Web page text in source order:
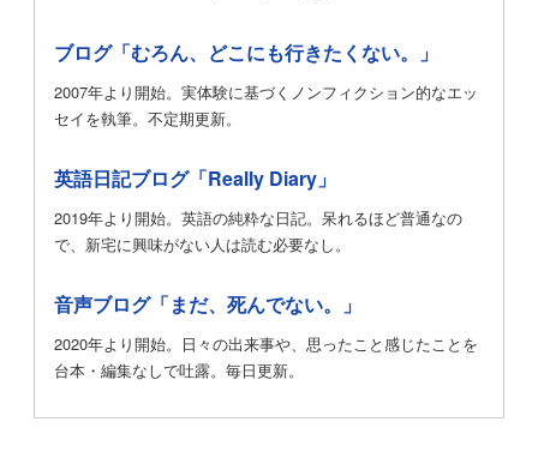
ブログ「むろん、どこにも行きたくない。」
2007年より開始。実体験に基づくノンフィクション的なエッ
セイを執筆。不定期更新。
英語日記ブログ「Really Diary」
2019年より開始。英語の純粋な日記。呆れるほど普通なの
で、新宅に興味がない人は読む必要なし。
音声ブログ「まだ、死んでない。」
2020年より開始。日々の出来事や、思ったこと感じたことを
台本・編集なしで吐露。毎日更新。